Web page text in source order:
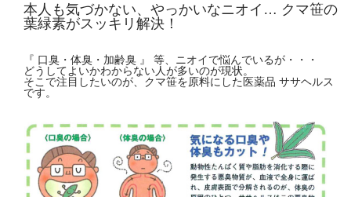
本人も気づかない、やっかいなニオイ… クマ笹の
葉緑素がスッキリ解決！
『 口臭・体臭・加齢臭 』 等、ニオイで悩んでいるが・・・
どうしてよいかわからない人が多いのが現状。
そこで注目したいのが、クマ笹を原料にした医薬品 ササヘルス
です。